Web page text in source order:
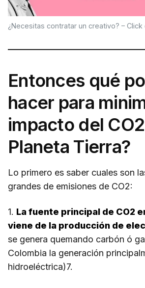
¿Necesitas contratar un creativo? – Click
Entonces qué
hacer para
impacto del
Planeta Tierra?
Lo primero es saber cuales son
grandes de emisiones de CO2:
1. La fuente principal de CO2
viene de la producción de
se genera quemando carbón ó
Colombia la generación
hidroeléctrica)7.